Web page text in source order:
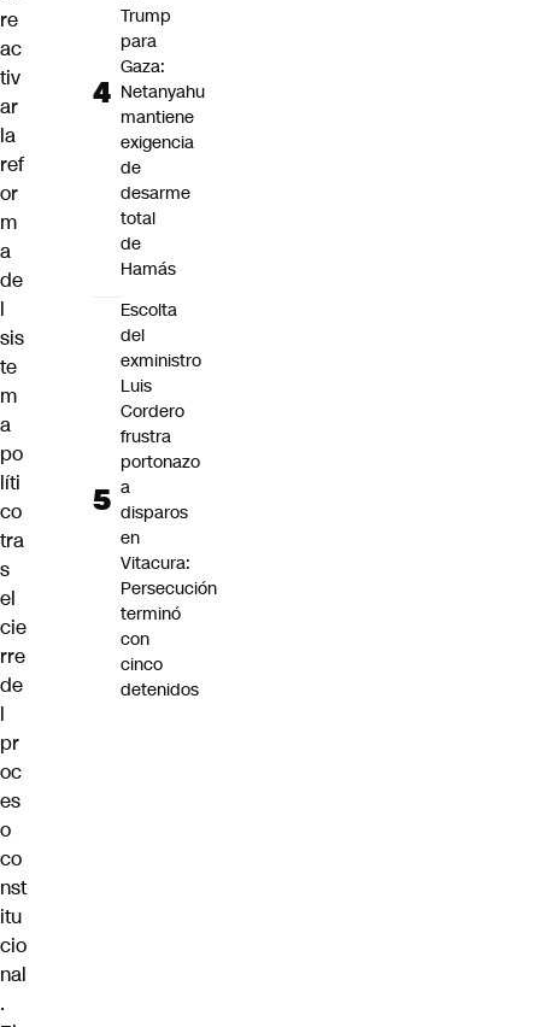
re
ac
tiv
ar
la
ref
or
m
a
de
l
sis
te
m
a
po
líti
co
tra
s
el
cie
rre
de
l
pr
oc
es
o
co
nst
itu
cio
nal
.
Trump
para
Gaza:
Netanyahu
mantiene
exigencia
de
desarme
total
de
Hamás
Escolta
del
exministro
Luis
Cordero
frustra
portonazo
a
disparos
en
Vitacura:
Persecución
terminó
con
cinco
detenidos